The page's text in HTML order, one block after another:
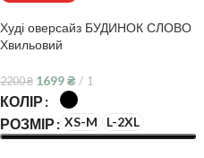
Худі оверсайз БУДИНОК СЛОВО
Хвильовий
2200₴ 1699₴ 1
КОЛІР
РОЗМІР
XS-M L-2XL